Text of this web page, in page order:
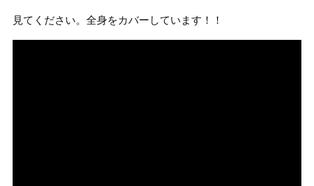
見てください。全身をカバーしています！！